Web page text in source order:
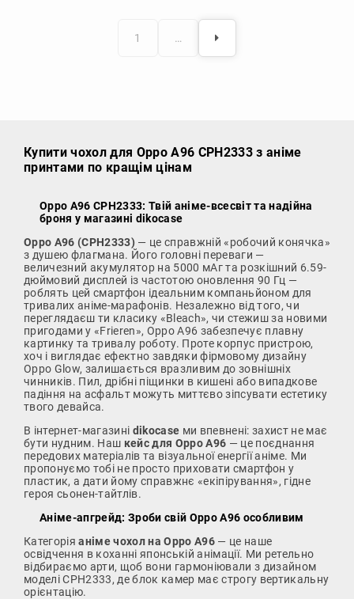
1 …
Купити чохол для Oppo A96 CPH2333 з аніме
принтами по кращім цінам
Oppo A96 CPH2333: Твій аніме-всесвіт та надійна
броня у магазині dikocase
Oppo A96 (CPH2333) — це справжній «робочий конячка»
з душею флагмана. Його головні переваги —
величезний акумулятор на 5000 мАг та розкішний 6.59-
дюймовий дисплей із частотою оновлення 90 Гц —
роблять цей смартфон ідеальним компаньйоном для
тривалих аніме-марафонів. Незалежно від того, чи
переглядаєш ти класику «Bleach», чи стежиш за новими
пригодами у «Frieren», Oppo A96 забезпечує плавну
картинку та тривалу роботу. Проте корпус пристрою,
хоч і виглядає ефектно завдяки фірмовому дизайну
Oppo Glow, залишається вразливим до зовнішніх
чинників. Пил, дрібні піщинки в кишені або випадкове
падіння на асфальт можуть миттєво зіпсувати естетику
твого девайса.
В інтернет-магазині dikocase ми впевнені: захист не має
бути нудним. Наш кейс для Oppo A96 — це поєднання
передових матеріалів та візуальної енергії аніме. Ми
пропонуємо тобі не просто приховати смартфон у
пластик, а дати йому справжнє «екіпірування», гідне
героя сьонен-тайтлів.
Аніме-апгрейд: Зроби свій Oppo A96 особливим
Категоріяаніме чохол на Oppo A96 — це наше
освідчення в коханні японській анімації. Ми ретельно
відбираємо арти, щоб вони гармоніювали з дизайном
моделі CPH2333, де блок камер має строгу вертикальну
орієнтацію.